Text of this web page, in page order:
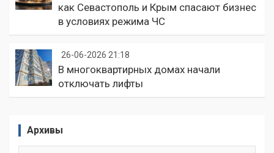
как Севастополь и Крым спасают бизнес
в условиях режима ЧС
26-06-2026 21:18
В многоквартирных домах начали
отключать лифты
Архивы